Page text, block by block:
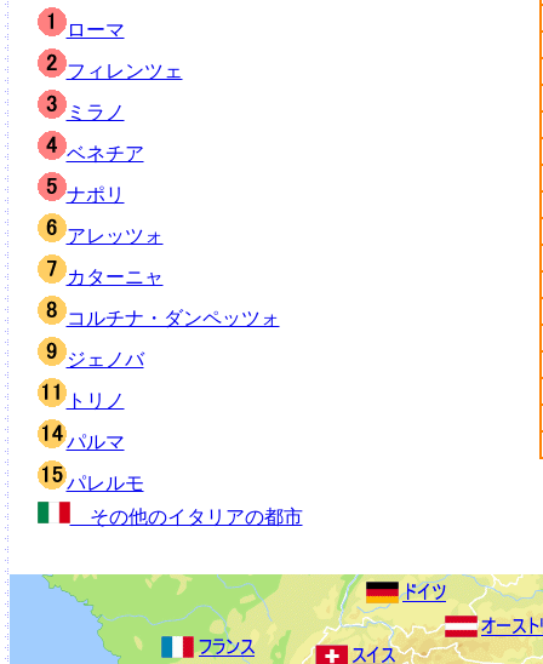
ローマ
フィレンツェ
ミラノ
ベネチア
ナポリ
アレッツォ
カターニャ
コルチナ・ダンペッツォ
ジェノバ
トリノ
パルマ
パレルモ
その他のイタリアの都市